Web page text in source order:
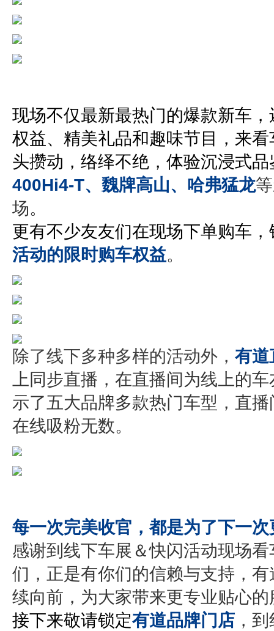
现场不仅最新最热门的爆款新车
权益、精美礼品和趣味节目，来
头攒动，络绎不绝，体验沉浸式品
400Hi4-T、魏牌高山、哈弗猛龙
场。
更有不少友友们在现场下单购车
活动的限时购车权益。
除了线下多种多样的活动外， 有道
上同步直播，在直播间为线上的
示了五大品牌多款热门车型，直
在线吸粉无数。
每一次完美收官，都是为了下一
感谢到线下车展＆快闪活动现场
们，正是有你们的信赖与支持，
续向前，为大家带来更专业贴心的
接下来敬请锁定有道品牌门店 ，